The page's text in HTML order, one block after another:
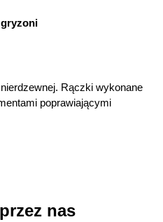
Rączki wykonane
poprawiającymi
nas